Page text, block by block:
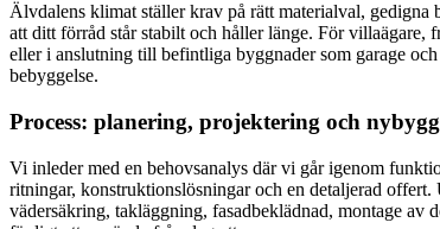
Älvdalens klimat ställer krav på rätt materialval,
att ditt förråd står stabilt och håller länge. För villaägare,
eller i anslutning till befintliga byggnader som garage
bebyggelse.
Process: planering, projektering och
Vi inleder med en behovsanalys där vi går igenom
ritningar, konstruktionslösningar och en detaljerad
vädersäkring, takläggning, fasadbeklädnad, montage